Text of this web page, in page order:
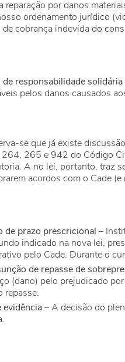
reparação por danos
ordenamento jurídico
de cobrança indevida do
de responsabilidade solidária
pelos danos causados
se que já existe
265 e 942 do Código
A no lei, portanto, traz
acordos com o Cade
de prazo prescricional –
indicado na nova lei,
pelo Cade. Durante o
de repasse de
(dano) pelo prejudicado
repasse.
evidência– A decisão do